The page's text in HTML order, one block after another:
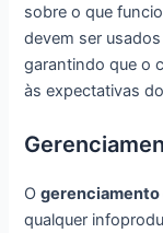
sobre o que
devem ser
garantindo que o
às expectativas
Ogerenciamento
qualquer